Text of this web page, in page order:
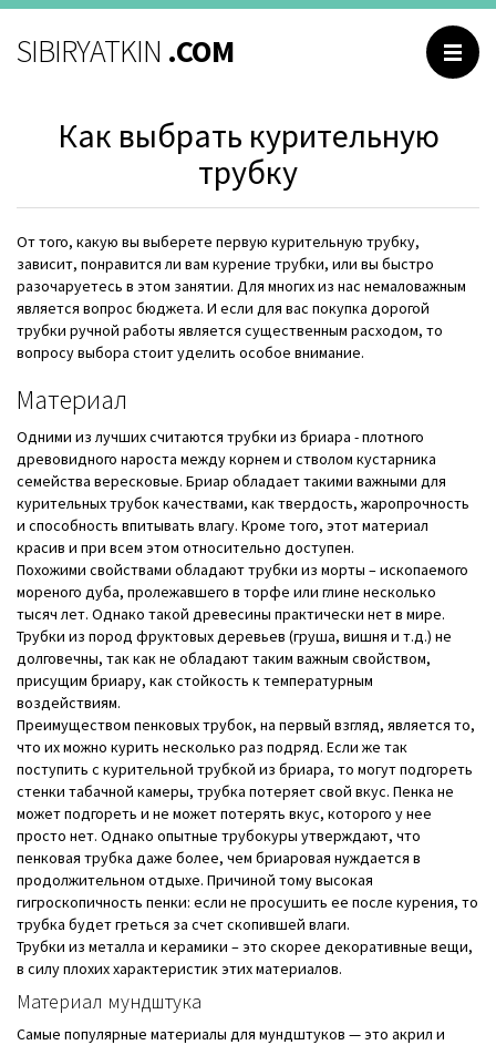
Каталог
Обо мне
Отзывы
Вопросы и ответы
РУССКИЙ
ENGLISH
SIBIRYATKIN .COM
Как выбрать курительную
трубку
От того, какую вы выберете первую курительную трубку,
зависит, понравится ли вам курение трубки, или вы быстро
разочаруетесь в этом занятии. Для многих из нас немаловажным
является вопрос бюджета. И если для вас покупка дорогой
трубки ручной работы является существенным расходом, то
вопросу выбора стоит уделить особое внимание.
Материал
Одними из лучших считаются трубки из бриара - плотного
древовидного нароста между корнем и стволом кустарника
семейства вересковые. Бриар обладает такими важными для
курительных трубок качествами, как твердость, жаропрочность
и способность впитывать влагу. Кроме того, этот материал
красив и при всем этом относительно доступен.
Похожими свойствами обладают трубки из морты – ископаемого
мореного дуба, пролежавшего в торфе или глине несколько
тысяч лет. Однако такой древесины практически нет в мире.
Трубки из пород фруктовых деревьев (груша, вишня и т.д.) не
долговечны, так как не обладают таким важным свойством,
присущим бриару, как стойкость к температурным
воздействиям.
Преимуществом пенковых трубок, на первый взгляд, является то,
что их можно курить несколько раз подряд. Если же так
поступить с курительной трубкой из бриара, то могут подгореть
стенки табачной камеры, трубка потеряет свой вкус. Пенка не
может подгореть и не может потерять вкус, которого у нее
просто нет. Однако опытные трубокуры утверждают, что
пенковая трубка даже более, чем бриаровая нуждается в
продолжительном отдыхе. Причиной тому высокая
гигроскопичность пенки: если не просушить ее после курения, то
трубка будет греться за счет скопившей влаги.
Трубки из металла и керамики – это скорее декоративные вещи,
в силу плохих характеристик этих материалов.
Материал мундштука
Самые популярные материалы для мундштуков — это акрил и